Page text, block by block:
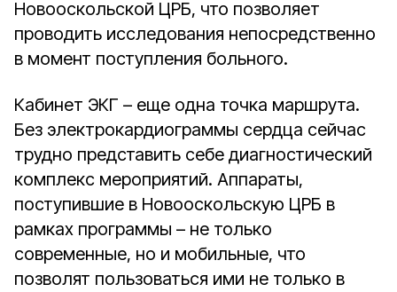
Новооскольской ЦРБ, что позволяет
проводить исследования непосредственно
в момент поступления больного.
Кабинет ЭКГ – еще одна точка маршрута.
Без электрокардиограммы сердца сейчас
трудно представить себе диагностический
комплекс мероприятий. Аппараты,
поступившие в Новооскольскую ЦРБ в
рамках программы – не только
современные, но и мобильные, что
позволят пользоваться ими не только в